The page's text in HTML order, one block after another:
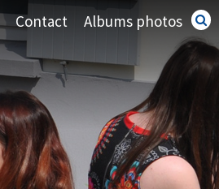
Contact Albums photos